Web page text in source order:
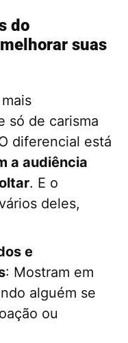
do
suas
só de carisma
diferencial está
a audiência
. E o
deles,
e
: Mostram em
alguém se
ou